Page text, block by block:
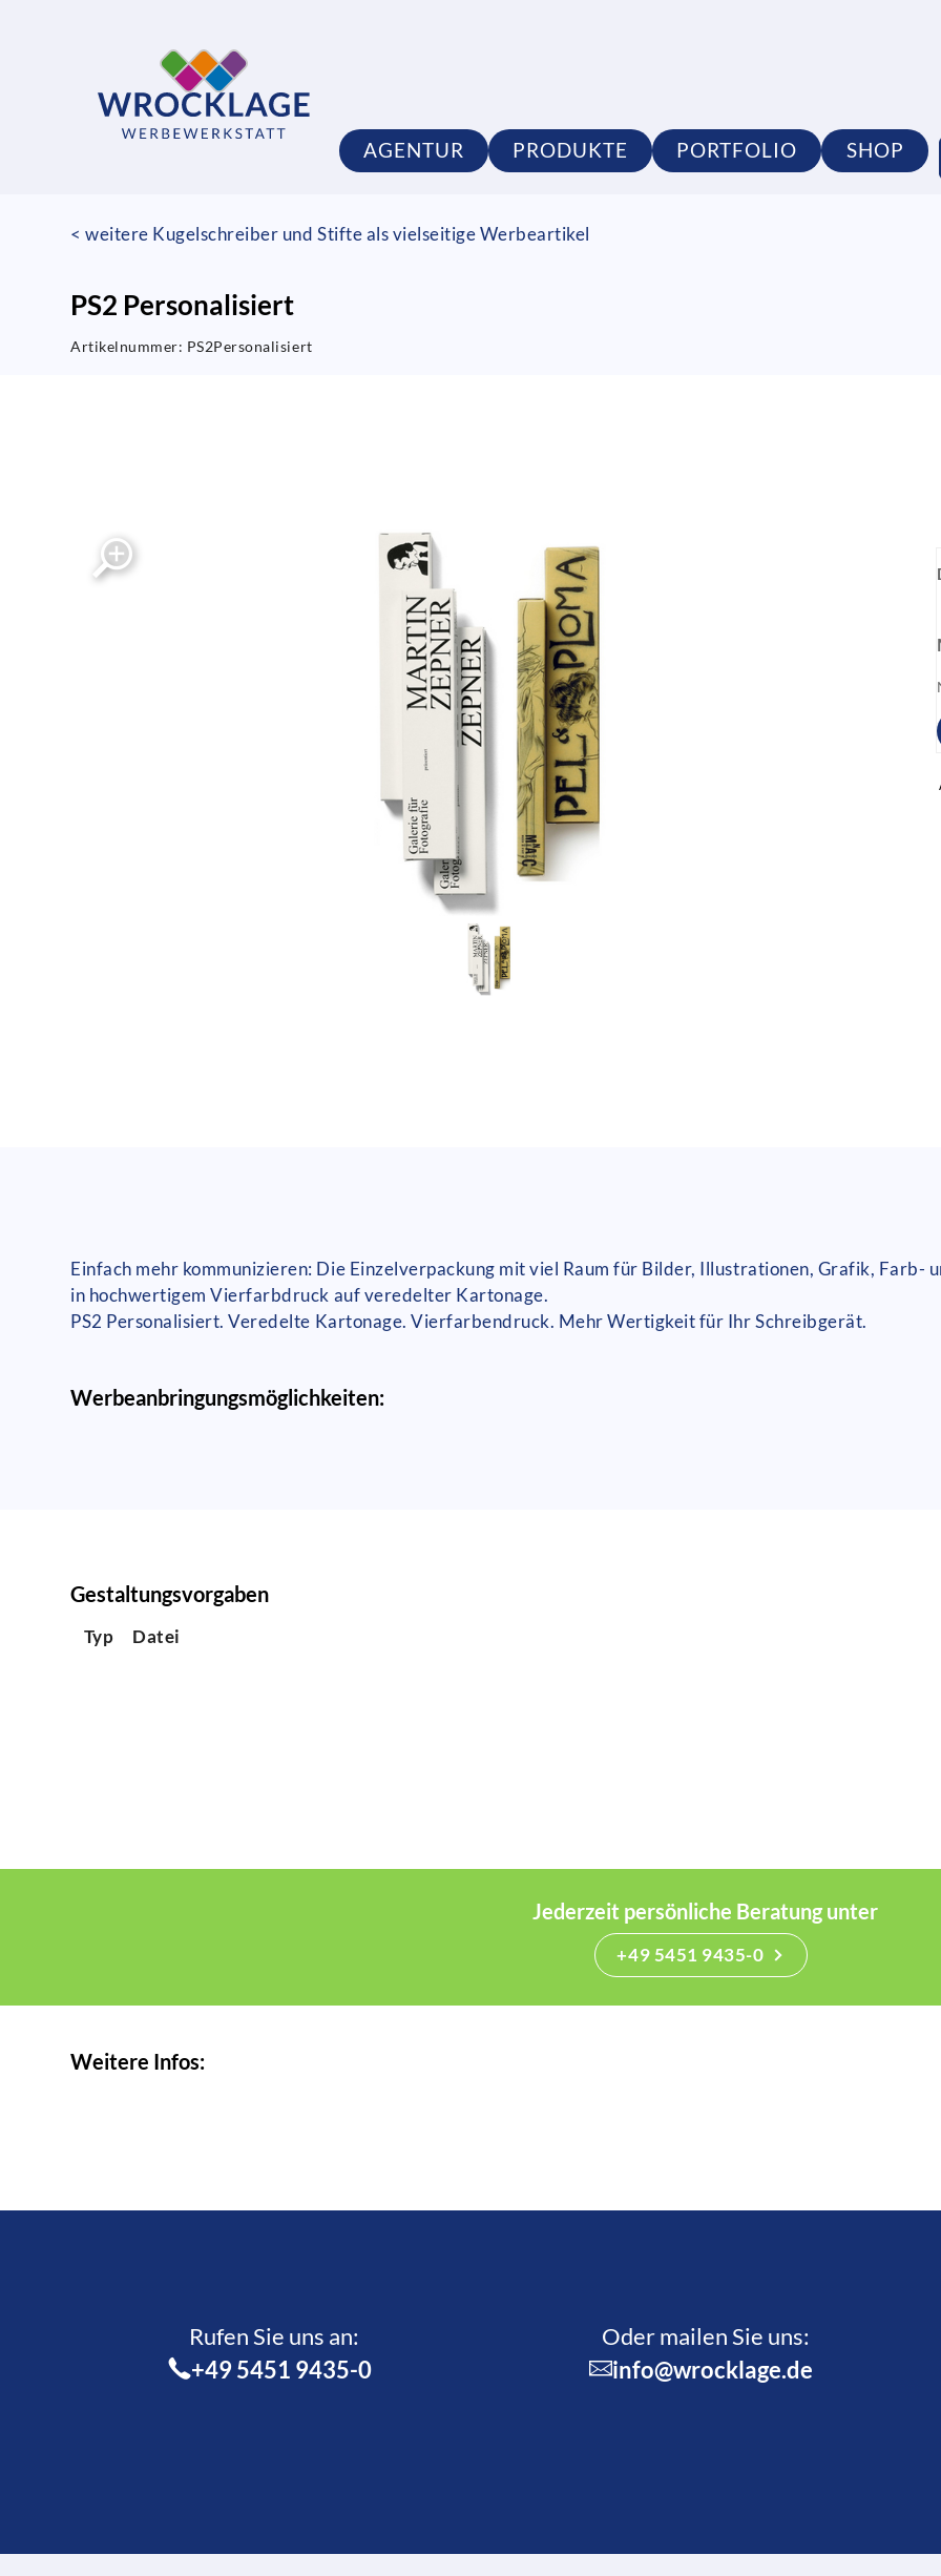
AGENTUR PRODUKTE PORTFOLIO SHOP
< weitere Kugelschreiber und Stifte als vielseitige Werbeartikel
PS2 Personalisiert
Artikelnummer: PS2Personalisiert
Einfach mehr kommunizieren: Die Einzelverpackung mit viel Raum für Bilder, Illustrationen, Grafik, Farb-
in hochwertigem Vierfarbdruck auf veredelter Kartonage.
PS2 Personalisiert. Veredelte Kartonage. Vierfarbendruck. Mehr Wertigkeit für Ihr Schreibgerät.
Werbeanbringungsmöglichkeiten:
Gestaltungsvorgaben
Typ Datei
Jederzeit persönliche Beratung unter
+49 5451 9435-0
Weitere Infos:
Rufen Sie uns an:­
+49 5451 9435-0
Oder mailen Sie uns:
info@wrocklage.de